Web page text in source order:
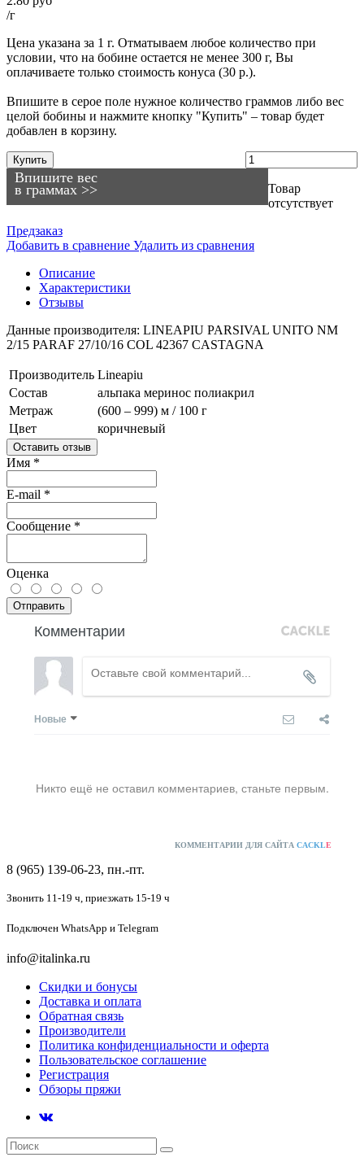
/г
Цена указана за 1 г. Отматываем любое количество при
условии, что на бобине остается не менее 300 г, Вы
оплачиваете только стоимость конуса (30 р.).
Впишите в серое поле нужное количество граммов либо вес
целой бобины и нажмите кнопку "Купить" – товар будет
добавлен в корзину.
Впишите вес
в граммах >>
Купить
Товар
отсутствует
Предзаказ
Добавить в сравнение Удалить из сравнения
Описание
Характеристики
Отзывы
Данные производителя: LINEAPIU PARSIVAL UNITO NM
2/15 PARAF 27/10/16 COL 42367 CASTAGNA
Производитель Lineapiu
Состав
альпака меринос полиакрил
Метраж
(600 – 999) м / 100 г
Цвет
коричневый
Оставить отзыв
Имя *
E-mail *
Сообщение *
Оценка
Отправить
Комментарии
Новые
Никто ещё не оставил комментариев, станьте первым.
КОММЕНТАРИИ ДЛЯ САЙТА CACKLE
8 (965) 139-06-23, пн.-пт.
Звонить 11-19 ч, приезжать 15-19 ч
Подключен WhatsApp и Telegram
info@italinka.ru
Скидки и бонусы
Доставка и оплата
Обратная связь
Производители
Политика конфиденциальности и оферта
Пользовательское соглашение
Регистрация
Обзоры пряжи